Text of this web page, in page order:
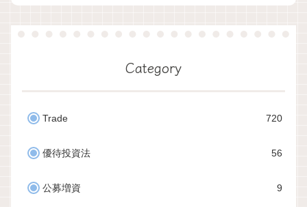
Category
Trade 720
優待投資法 56
公募増資 9